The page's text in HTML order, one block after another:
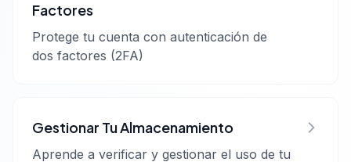
Factores
Protege tu cuenta con autenticación de
dos factores (2FA)
Gestionar Tu Almacenamiento
Aprende a verificar y gestionar el uso de tu